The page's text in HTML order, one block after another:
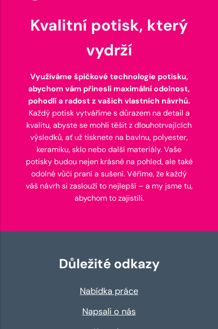
Kvalitní potisk, který
vydrží
Využíváme špičkové technologie potisku,
abychom vám přinesli maximální odolnost,
pohodlí a radost z vašich vlastních návrhů.
Každý potisk vytváříme s důrazem na detail a
kvalitu, abyste se mohli těšit z dlouhotrvajících
výsledků, ať už tisknete na bavlnu, polyester,
keramiku, sklo nebo další materiály. Vaše
potisky budou nejen krásné na pohled, ale také
odolné vůči praní a sušení. Věříme, že každý
váš návrh si zaslouží to nejlepší – a my jsme tu,
abychom to zajistili.
Důležité odkazy
Nabídka práce
Napsali o nás